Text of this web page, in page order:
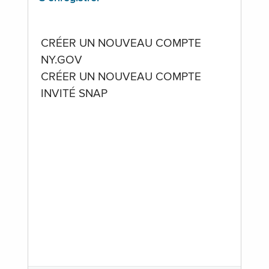
CRÉER UN NOUVEAU COMPTE
NY.GOV
CRÉER UN NOUVEAU COMPTE
INVITÉ SNAP